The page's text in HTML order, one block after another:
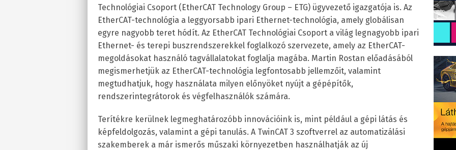
Technológiai Csoport (EtherCAT Technology Group – ETG) ügyvezető igazgatója is. Az
EtherCAT-technológia a leggyorsabb ipari Ethernet-technológia, amely globálisan
egyre nagyobb teret hódít. Az EtherCAT Technológiai Csoport a világ legnagyobb ipari
Ethernet- és terepi buszrendszerekkel foglalkozó szervezete, amely az EtherCAT-
megoldásokat használó tagvállalatokat foglalja magába. Martin Rostan előadásából
megismerhetjük az EtherCAT-technológia legfontosabb jellemzőit, valamint
megtudhatjuk, hogy használata milyen előnyöket nyújt a gépépítők,
rendszerintegrátorok és végfelhasználók számára.
Terítékre kerülnek legmeghatározóbb innovációink is, mint például a gépi látás és
képfeldolgozás, valamint a gépi tanulás. A TwinCAT 3 szoftverrel az automatizálási
szakemberek a már ismerős műszaki környezetben használhatják az új